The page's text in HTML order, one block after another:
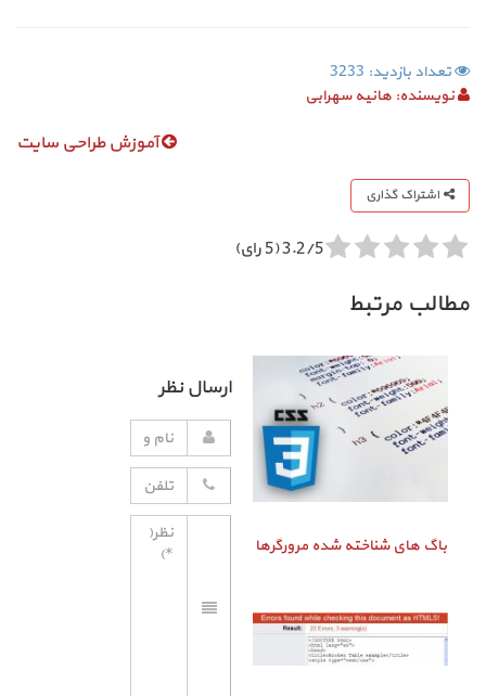
تعداد بازدید: 3233
نویسنده: هانیه سهرابی
آموزش طراحی سایت
اشتراک گذاری
3.2/5 (5 رای)
مطالب مرتبط
باگ‌ های شناخته شده مرورگرها
ارسال نظر